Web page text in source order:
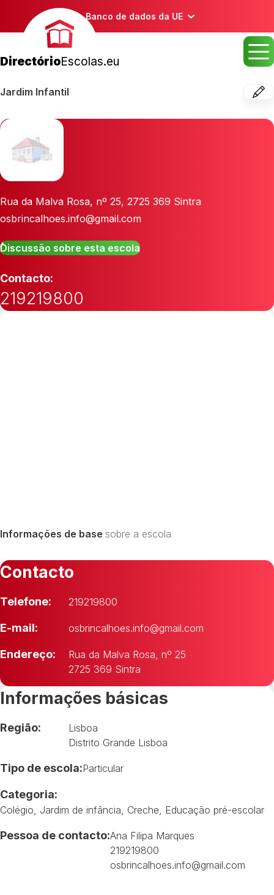
Banco de dados da UE
DirectórioEscolas.eu
Jardim Infantil
Rua da Malva Rosa, nº 25, 2725 369 Sintra
osbrincalhoes.info@gmail.com
Discussão sobre esta escola
Contacto:
219219800
Informações de base sobre a escola
Contacto
Telefone: 219219800
E-mail: osbrincalhoes.info@gmail.com
Endereço:
Rua da Malva Rosa, nº 25
2725 369 Sintra
Informações básicas
Região:
Lisboa
Distrito Grande Lisboa
Tipo de escola:Particular
Categoria:
Colégio Jardim de infância Creche Educação pré-escolar
Pessoa de contacto:Ana Filipa Marques
219219800
osbrincalhoes.info@gmail.com